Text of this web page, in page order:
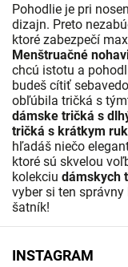
Pohodlie je pri
dizajn. Preto
ktoré zabezpečí
Menštruačné
chcú istotu a
budeš cítiť
obľúbila tričká s
dámske tričká s
tričká s krátkym
hľadáš niečo
ktoré sú skvelou
kolekciu dámskych
vyber si ten
šatník!
INSTAGRAM